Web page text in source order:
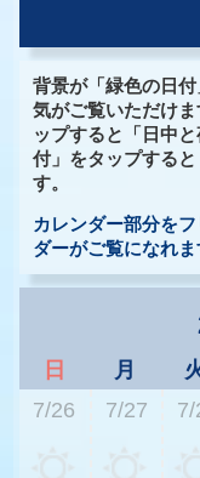
背景が「緑色の日
気がご覧いただけ
ップすると「日中
付」をタップする
す。
カレンダー部分を
ダーがご覧になれま
日 月
7/26
7/27 7/